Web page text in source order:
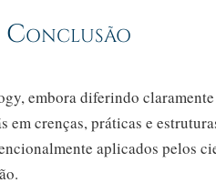
Conclusão
embora diferindo
em crenças, práticas e
aplicados pelos